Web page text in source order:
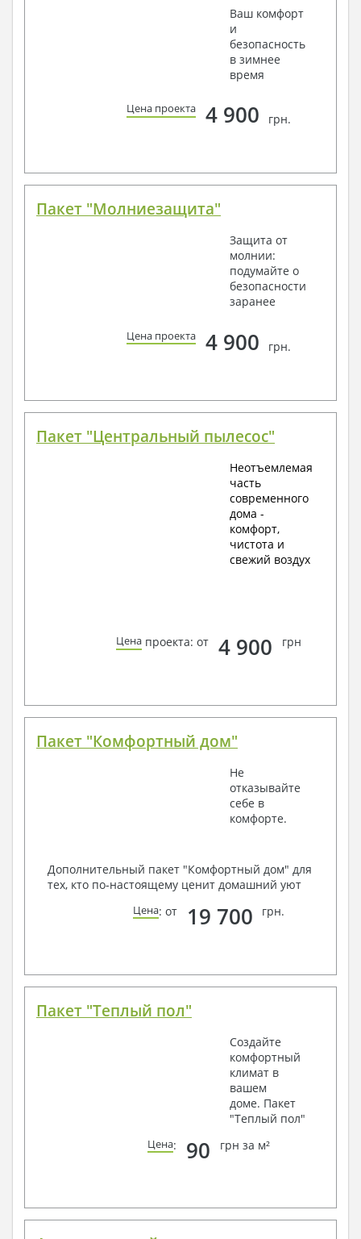
Ваш комфорт
и
безопасность
в зимнее
время
Цена проекта 4 900 грн.
Пакет "Молниезащита"
Защита от
молнии:
подумайте о
безопасности
заранее
Цена проекта 4 900 грн.
Пакет "Центральный пылесос"
Неотъемлемая
часть
современного
дома -
комфорт,
чистота и
свежий воздух
Цена проекта: от 4 900 грн
Пакет "Комфортный дом"
Не
отказывайте
себе в
комфорте.
Дополнительный пакет "Комфортный дом" для
тех, кто по-настоящему ценит домашний уют
Цена: от 19 700 грн.
Пакет "Теплый пол"
Создайте
комфортный
климат в
вашем
доме. Пакет
"Теплый пол"
Цена: 90 грн за м²